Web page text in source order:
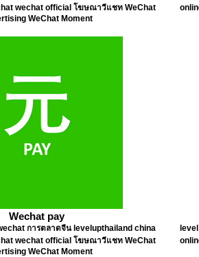
wechat official โฆษณาวีแชท WeChat
WeChat Moment
Wechat pay
การตลาดจีน levelupthailand china
wechat official โฆษณาวีแชท WeChat
WeChat Moment